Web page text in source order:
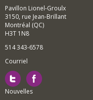
Pavillon Lionel-Groulx
3150, rue Jean-Brillant
Montréal (QC)
H3T 1N8
514 343-6578
Courriel
Nouvelles